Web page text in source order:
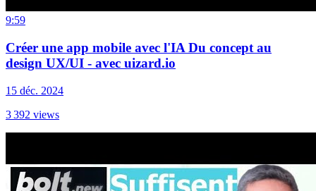
9:59
Créer une app mobile avec l'IA Du concept au
design UX/UI - avec uizard.io
15 déc. 2024
3 392 views